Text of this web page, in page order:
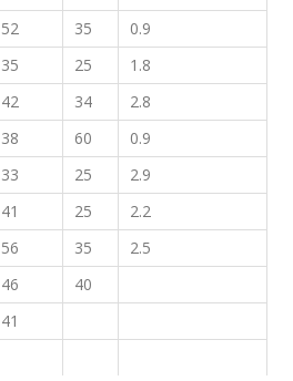
52 35
0.9
35 25
1.8
42 34
2.8
38 60
0.9
33 25
2.9
41 25
2.2
56 35
2.5
46
40
41